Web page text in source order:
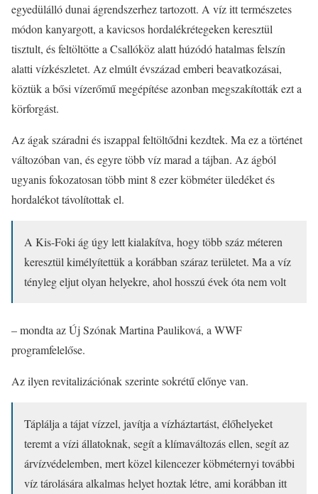
egyedülálló dunai ágrendszerhez tartozott. A víz itt természetes
módon kanyargott, a kavicsos hordalékrétegeken keresztül
tisztult, és feltöltötte a Csallóköz alatt húzódó hatalmas felszín
alatti vízkészletet. Az elmúlt évszázad emberi beavatkozásai,
köztük a bősi vízerőmű megépítése azonban megszakították ezt a
körforgást.
Az ágak száradni és iszappal feltöltődni kezdtek. Ma ez a történet
változóban van, és egyre több víz marad a tájban. Az ágból
ugyanis fokozatosan több mint 8 ezer köbméter üledéket és
hordalékot távolítottak el.
A Kis-Foki ág úgy lett kialakítva, hogy több száz méteren
keresztül kimélyítettük a korábban száraz területet. Ma a víz
tényleg eljut olyan helyekre, ahol hosszú évek óta nem volt
– mondta az Új Szónak Martina Pauliková, a WWF
programfelelőse.
Az ilyen revitalizációnak szerinte sokrétű előnye van.
Táplálja a tájat vízzel, javítja a vízháztartást, élőhelyeket
teremt a vízi állatoknak, segít a klímaváltozás ellen, segít az
árvízvédelemben, mert közel kilencezer köbméternyi további
víz tárolására alkalmas helyet hoztak létre, ami korábban itt